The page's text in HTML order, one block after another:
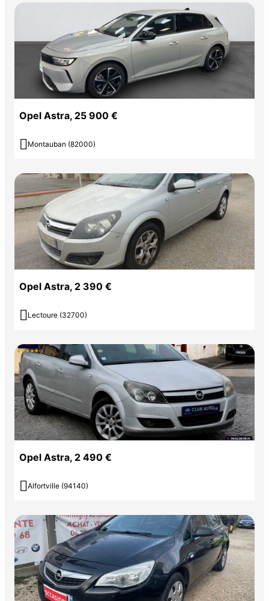
Opel Astra, 25 900 €
 Montauban (82000)
Opel Astra, 2 390 €
 Lectoure (32700)
Opel Astra, 2 490 €
 Alfortville (94140)